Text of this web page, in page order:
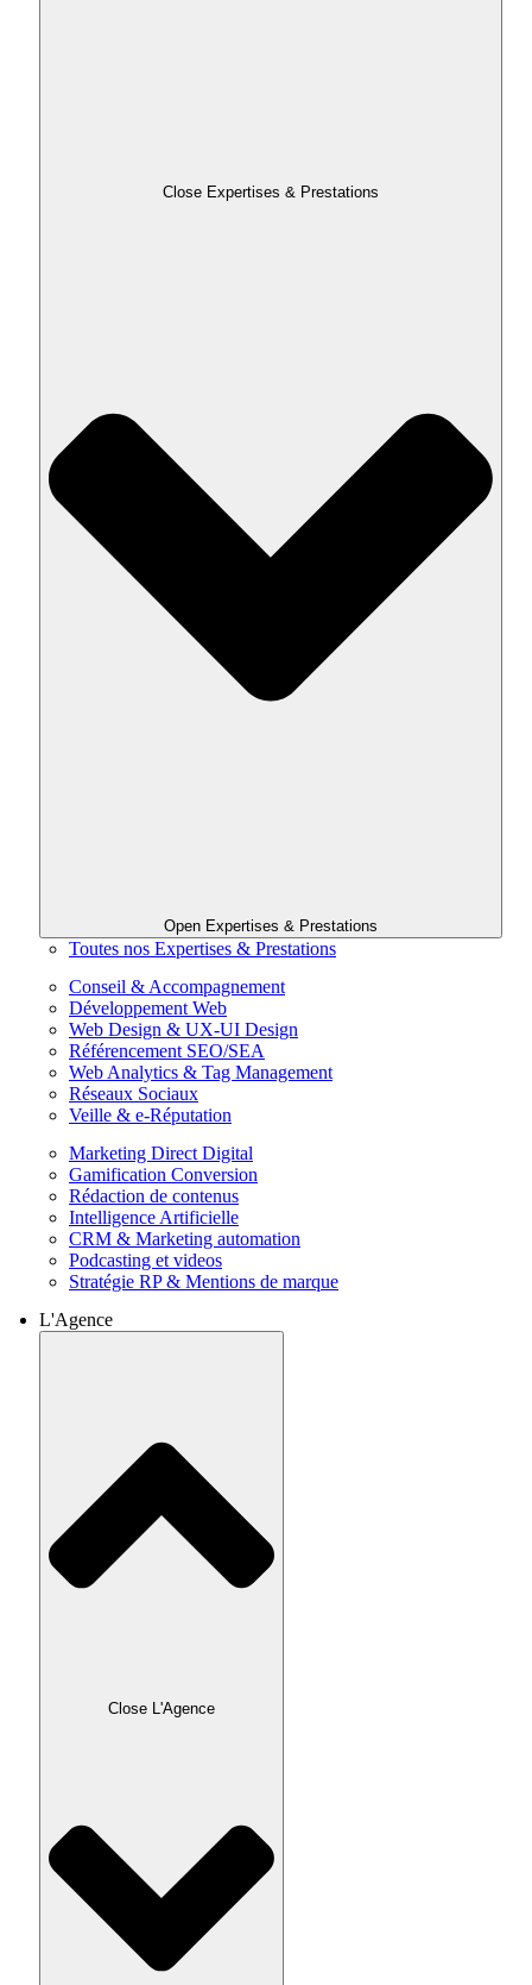
Close Expertises & Prestations
Open Expertises & Prestations
Toutes nos Expertises & Prestations
Conseil & Accompagnement
Développement Web
Web Design & UX-UI Design
Référencement SEO/SEA
Web Analytics & Tag Management
Réseaux Sociaux
Veille & e-Réputation
Marketing Direct Digital
Gamification Conversion
Rédaction de contenus
Intelligence Artificielle
CRM & Marketing automation
Podcasting et videos
Stratégie RP & Mentions de marque
L'Agence
Close L'Agence